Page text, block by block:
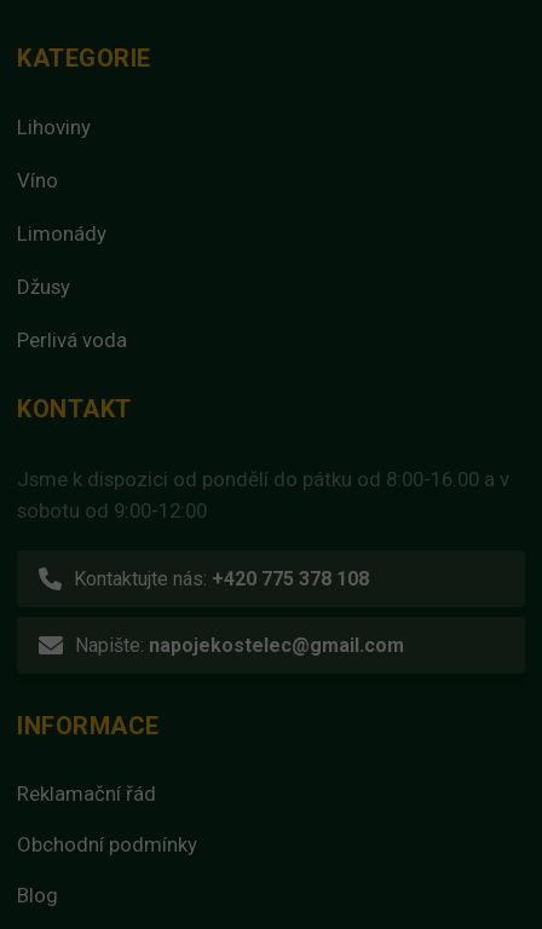
KATEGORIE
Lihoviny
Víno
Limonády
Džusy
Perlivá voda
KONTAKT
Jsme k dispozici od pondělí do pátku od 8:00-16.00 a v
sobotu od 9:00-12:00
Kontaktujte nás: +420 775 378 108
Napište: napojekostelec@gmail.com
INFORMACE
Reklamační řád
Obchodní podmínky
Blog